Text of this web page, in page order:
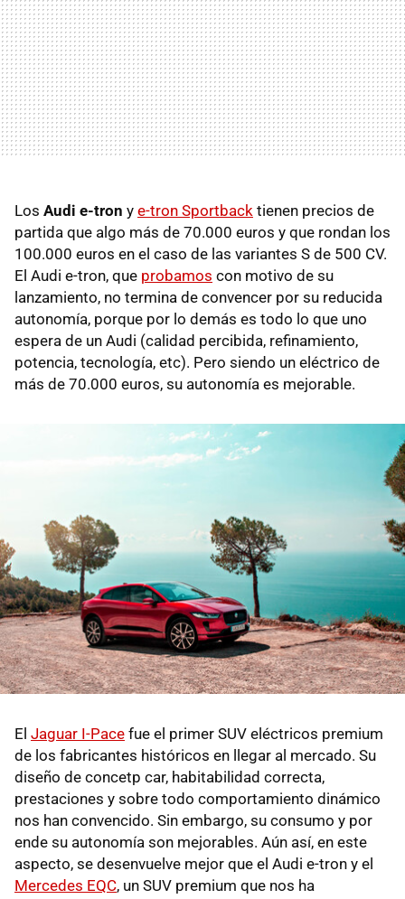
Los Audi e-tron y e-tron Sportback tienen precios de
partida que algo más de 70.000 euros y que rondan los
100.000 euros en el caso de las variantes S de 500 CV.
El Audi e-tron, que probamos con motivo de su
lanzamiento, no termina de convencer por su reducida
autonomía, porque por lo demás es todo lo que uno
espera de un Audi (calidad percibida, refinamiento,
potencia, tecnología, etc). Pero siendo un eléctrico de
más de 70.000 euros, su autonomía es mejorable.
El Jaguar I-Pace fue el primer SUV eléctricos premium
de los fabricantes históricos en llegar al mercado. Su
diseño de concetp car, habitabilidad correcta,
prestaciones y sobre todo comportamiento dinámico
nos han convencido. Sin embargo, su consumo y por
ende su autonomía son mejorables. Aún así, en este
aspecto, se desenvuelve mejor que el Audi e-tron y el
Mercedes EQC, un SUV premium que nos ha